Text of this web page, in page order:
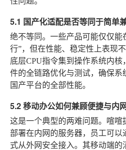
5.1 国产化适配是否等同于简单
绝不等同。一些产品可能仅仅能
行”，但在性能、稳定性上表现
底层CPU指令集到操作系统内核
件的全链路优化与测试，确保系
国产平台的全部性能。
5.2 移动办公如何兼顾便捷与内
这是一个典型的两难问题。喧喧
部署在内网的服务器，员工可以
式从外网安全接入。其移动端的